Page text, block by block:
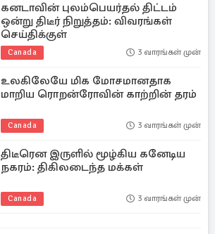
கனடாவின் புலம்பெயர்தல் திட்டம்
ஒன்று திடீர் நிறுத்தம்: விவரங்கள்
செய்திக்குள்
Canada 3 வாரங்கள் முன்
உலகிலேயே மிக மோசமானதாக
மாறிய ரொறன்ரோவின் காற்றின் தரம்
Canada 3 வாரங்கள் முன்
திடீரென இருளில் மூழ்கிய கனேடிய
நகரம்: திகிலடைந்த மக்கள்
Canada 3 வாரங்கள் முன்